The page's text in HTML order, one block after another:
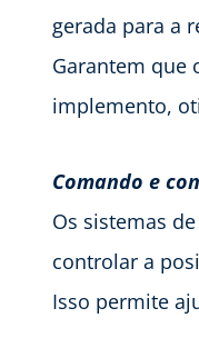
gerada para a
Garantem que
implemento,
Comando e
Os sistemas
controlar a
Isso permite